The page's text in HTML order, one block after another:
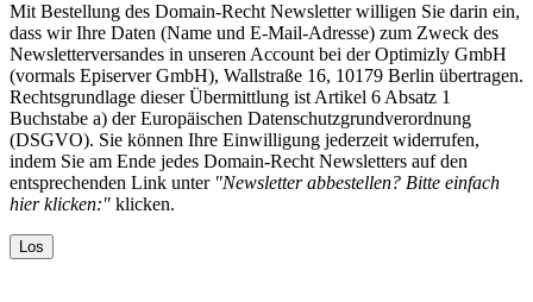
Mit Bestellung des Domain-Recht Newsletter willigen Sie darin ein,
dass wir Ihre Daten (Name und E-Mail-Adresse) zum Zweck des
Newsletterversandes in unseren Account bei der Optimizly GmbH
(vormals Episerver GmbH), Wallstraße 16, 10179 Berlin übertragen.
Rechtsgrundlage dieser Übermittlung ist Artikel 6 Absatz 1
Buchstabe a) der Europäischen Datenschutzgrundverordnung
(DSGVO). Sie können Ihre Einwilligung jederzeit widerrufen,
indem Sie am Ende jedes Domain-Recht Newsletters auf den
entsprechenden Link unter "Newsletter abbestellen? Bitte einfach
hier klicken:" klicken.